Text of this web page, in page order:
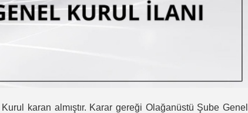
karan almıştır. Karar gereği Olağanüstü Şube Genel